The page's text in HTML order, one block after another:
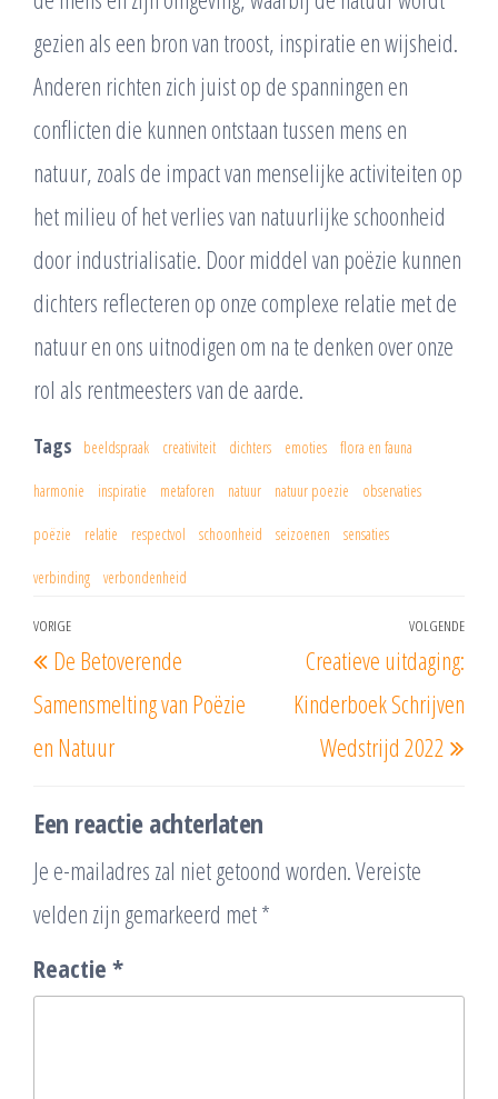
gezien als een bron van troost, inspiratie en wijsheid.
Anderen richten zich juist op de spanningen en
conflicten die kunnen ontstaan tussen mens en
natuur, zoals de impact van menselijke activiteiten op
het milieu of het verlies van natuurlijke schoonheid
door industrialisatie. Door middel van poëzie kunnen
dichters reflecteren op onze complexe relatie met de
natuur en ons uitnodigen om na te denken over onze
rol als rentmeesters van de aarde.
Tags beeldspraak creativiteit dichters emoties flora en fauna
harmonie inspiratie metaforen natuur natuur poezie observaties
poëzie relatie respectvol schoonheid seizoenen sensaties
verbinding verbondenheid
Berichtnavigatie
Vorig
bericht
VORIGE
De Betoverende
Samensmelting van Poëzie
en Natuur
VOLGENDE
Creatieve uitdaging:
Kinderboek Schrijven
Wedstrijd 2022
Een reactie achterlaten
Je e-mailadres zal niet getoond worden.Vereiste
velden zijn gemarkeerd met*
Reactie *